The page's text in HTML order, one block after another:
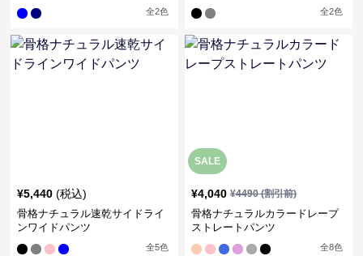
全2色 全2色
¥5,440 (税込)
骨格ナチュラル速乾サイドライ
ンワイドパンツ
全5色
SALE
¥4,040 ¥4490(割引前)
骨格ナチュラルカラードレープ
ストレートパンツ
全8色